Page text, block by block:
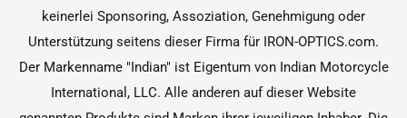
keinerlei Sponsoring, Assoziation, Genehmigung oder
Unterstützung seitens dieser Firma für IRON-OPTICS.com.
Der Markenname "Indian" ist Eigentum von Indian Motorcycle
International, LLC. Alle anderen auf dieser Website